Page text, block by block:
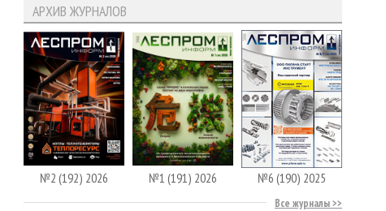
АРХИВ ЖУРНАЛОВ
№2 (192) 2026 №1 (191) 2026 №6 (190) 2025
Все журналы